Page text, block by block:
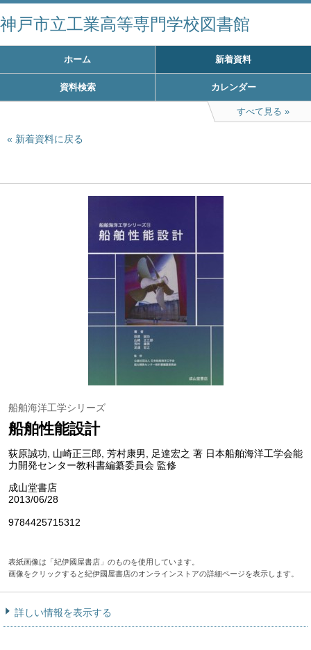
神戸市立工業高等専門学校図書館
ホーム 新着資料
資料検索 カレンダー
すべて見る
新着資料に戻る
船舶海洋工学シリーズ
船舶性能設計
荻原誠功, 山崎正三郎, 芳村康男, 足達宏之 著 日本船舶海洋工学会能
力開発センター教科書編纂委員会 監修
成山堂書店
2013/06/28
9784425715312
表紙画像は「紀伊國屋書店」のものを使用しています。
画像をクリックすると紀伊國屋書店のオンラインストアの詳細ページを表示します。
詳しい情報を表示する